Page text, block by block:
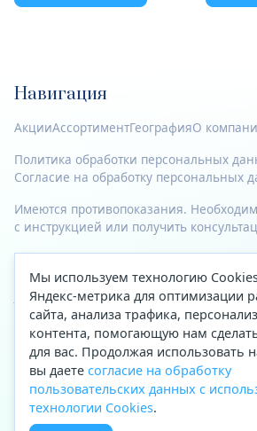
Навигация
АкцииАссортиментГеографияО
Политика обработки персональных
Согласие на обработку персональных
Имеются противопоказания.
с инструкцией или получить
© 2023—2026 Все права защищены.
Адрес
Архангельск, ул. Папанина, д. 19 (вход
автоцентра «Тойота»)
Приемная Генерального директора
Телефон
+7 (8182) 63-60-31
Факс
+7 (8182) 68-66-71
Мы используем технологию
Яндекс-метрика для оптимизации
сайта, анализа трафика,
контента, помогающую нам
для вас. Продолжая использовать
вы даете согласие на обработку
пользовательских данных с
технологии Cookies.